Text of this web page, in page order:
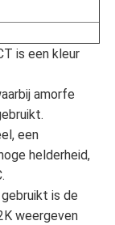
is een kleur
amorfe
een
helderheid,
is de
weergeven